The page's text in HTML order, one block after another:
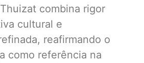
combina rigor
cultural e
reafirmando o
como referência na